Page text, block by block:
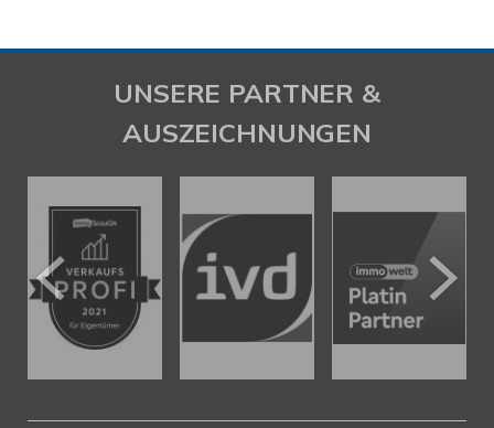
UNSERE PARTNER &
AUSZEICHNUNGEN